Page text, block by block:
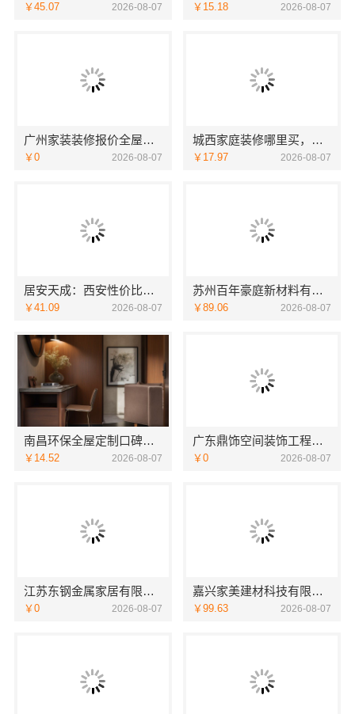
￥45.07 2026-08-07 ￥15.18 2026-08-07
广州家装装修报价全屋装修？精匠饰家透明省心
￥0 2026-08-07
城西家庭装修哪里买，浙江宜美嘉装饰工程有限公司为您把关
￥17.97 2026-08-07
居安天成：西安性价比高家装施工改善房免费量房
￥41.09 2026-08-07
苏州百年豪庭新材料有限公司苏州靠谱家装团队拎包入住
￥89.06 2026-08-07
南昌环保全屋定制口碑好，江西尚宅尚品新型环保材料有限公司
￥14.52 2026-08-07
广东鼎饰空间装饰工程有限公司珠三角靠谱空间设计优惠活动
￥0 2026-08-07
江苏东钢金属家居有限公司意式极简屏风隔断案例
￥0 2026-08-07
嘉兴家美建材科技有限公司嘉善改造施工预算，透明报价无隐形消费
￥99.63 2026-08-07